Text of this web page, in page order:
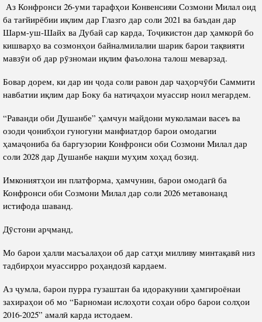
Аз Конфронси 26-уми тарафҳои Конвенсияи Созмони Милал оид
ба тағйирёбии иқлим дар Глазго дар соли 2021 ва баъдан дар
Шарм-уш-Шайх ва Дубай сар карда, Тоҷикистон дар ҳамкорӣ бо
кишварҳо ва созмонҳои байналмилалии шарик барои тақвияти
мавзӯи об дар рӯзномаи иқлим фаъолона талош меварзад.
Бовар дорем, ки дар ин ҷода соли равон дар чаҳорчӯби Саммити
навбатии иқлим дар Боку ба натиҷаҳои муассир ноил мегардем.
“Раванди оби Душанбе” ҳамчун майдони муколамаи васеъ ва
озоди ҷонибҳои гуногуни манфиатдор барои омодагии
ҳамаҷониба ба баргузории Конфронси оби Созмони Милал дар
соли 2028 дар Душанбе нақши муҳим хоҳад бозид.
Имкониятҳои ин платформа, ҳамчунин, барои омодагӣ ба
Конфронси оби Созмони Милал дар соли 2026 метавонанд
истифода шаванд.
Дӯстони арҷманд,
Мо барои ҳалли масъалаҳои об дар сатҳи милливу минтақавӣ низ
тадбирҳои муассирро роҳандозӣ кардаем.
Аз ҷумла, барои пурра гузаштан ба идоракунии ҳамгироёнаи
захираҳои об мо “Барномаи ислоҳоти соҳаи обро барои солҳои
2016-2025” амалӣ карда истодаем.